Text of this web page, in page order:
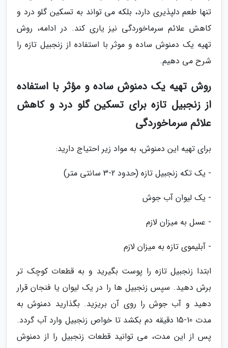
تنها طعم دلپذیری دارد، بلکه می تواند به تسکین گلو درد و
کاهش علائم سرماخوردگی نیز یاری کند. در ادامه، روش
تهیه یک دمنوش ساده و موثر با استفاده از زنجبیل تازه را
شرح می دهیم.
روش تهیه یک دمنوش ساده و مؤثر با استفاده
از زنجبیل تازه برای تسکین گلو درد و کاهش
علائم سرماخوردگی
برای تهیه این دمنوش، به مواد زیر احتیاج دارید:
- یک تکه زنجبیل تازه (حدود 2-3 سانتی متر)
- یک لیوان آب جوش
- عسل به میزان لازم
- آبلیموی تازه به میزان لازم
ابتدا زنجبیل تازه را پوست بگیرید و به قطعات کوچک تر
برش دهید. سپس زنجبیل ها را در یک لیوان یا فنجان قرار
دهید و آب جوش را روی آن بریزید. بگذارید دمنوش به
مدت 10-15 دقیقه دم بکشد تا خواص زنجبیل وارد آب گردد.
پس از این مدت، می توانید قطعات زنجبیل را از دمنوش